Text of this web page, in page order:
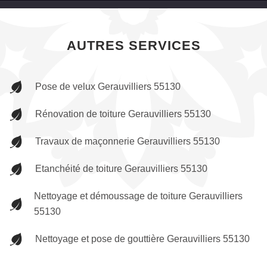
AUTRES SERVICES
Pose de velux Gerauvilliers 55130
Rénovation de toiture Gerauvilliers 55130
Travaux de maçonnerie Gerauvilliers 55130
Etanchéité de toiture Gerauvilliers 55130
Nettoyage et démoussage de toiture Gerauvilliers
55130
Nettoyage et pose de gouttière Gerauvilliers 55130